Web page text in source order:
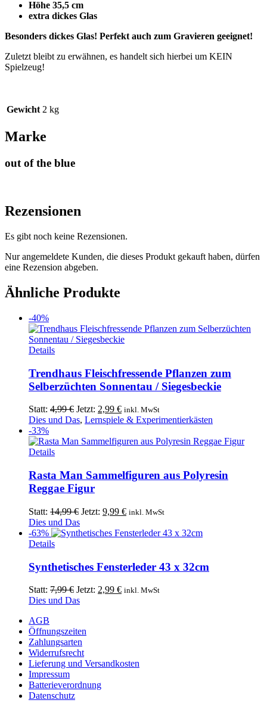
Höhe 35,5 cm
extra dickes Glas
Besonders dickes Glas! Perfekt auch zum Gravieren geeignet!
Zuletzt bleibt zu erwähnen, es handelt sich hierbei um KEIN
Spielzeug!
Gewicht 2 kg
Marke
out of the blue
Rezensionen
Es gibt noch keine Rezensionen.
Nur angemeldete Kunden, die dieses Produkt gekauft haben, dürfen
eine Rezension abgeben.
Ähnliche Produkte
-40%
DetailsDieses
weist
mehrere
Varianten
Die
Optionen
auf
der
gewählt
werden
Trendhaus Fleischfressende Pflanzen zum
Selberzüchten Sonnentau / Siegesbeckie
Statt: 4,99€ Ursprünglicher
Preis
4,99 €
Jetzt: 2,99 €Aktueller
Preis
2,99 €.
inkl. MwSt
Dies und Das, Lernspiele & Experimentierkästen
-33%
DetailsDieses
weist
mehrere
Varianten
Die
Optionen
können
auf
Produktseite
werden
Rasta Man Sammelfiguren aus Polyresin
Reggae Figur
Statt: 14,99€ Ursprünglicher
war:
Jetzt: 9,99 €Aktueller
ist:
inkl. MwSt
Dies und Das
-63%
Details
Synthetisches Fensterleder 43 x 32cm
Statt: 7,99€ Ursprünglicher
Preis
Jetzt: 2,99 €Aktueller
inkl. MwSt
Dies und Das
AGB
Öffnungszeiten
Zahlungsarten
Widerrufsrecht
Lieferung und Versandkosten
Impressum
Batterieverordnung
Datenschutz